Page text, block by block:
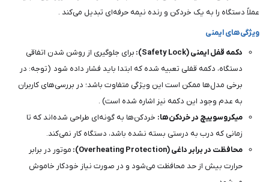
عملاً دستگاه را به یک خردکن و رنده نیمه حرفه‌ای تبدیل می‌کند .
ویژگی‌های ایمنی
دکمه قفل ایمنی (Safety Lock):
برای جلوگیری از روشن شدن اتفاقی
دستگاه، دکمه قفلی تعبیه شده که ابتدا باید فشار داده شود (توجه: در
برخی مدل‌ها ممکن است این ویژگی متفاوت باشد؛ در بررسی‌های کاربران
به عدم وجود این دکمه نیز اشاره شده است) .
میکروسوییچ در خردکن‌ها: خردکن‌ها به گونه‌ای طراحی شده‌اند که تا
زمانی که درب به درستی بسته نشده باشد، دستگاه کار نمی‌کند.
محافظت در برابر داغی (Overheating Protection):
موتور در برابر
حرارت بیش از حد محافظت می‌شود و در صورت نیاز خودکار خاموش